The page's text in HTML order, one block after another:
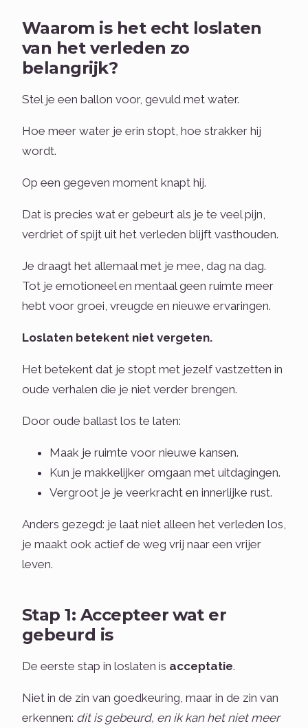
Waarom is het echt loslaten
van het verleden zo
belangrijk?
Stel je een ballon voor, gevuld met water.
Hoe meer water je erin stopt, hoe strakker hij
wordt.
Op een gegeven moment knapt hij.
Dat is precies wat er gebeurt als je te veel pijn,
verdriet of spijt uit het verleden blijft vasthouden.
Je draagt het allemaal met je mee, dag na dag.
Tot je emotioneel en mentaal geen ruimte meer
hebt voor groei, vreugde en nieuwe ervaringen.
Loslaten betekent niet vergeten.
Het betekent dat je stopt met jezelf vastzetten in
oude verhalen die je niet verder brengen.
Door oude ballast los te laten:
Maak je ruimte voor nieuwe kansen.
Kun je makkelijker omgaan met uitdagingen.
Vergroot je je veerkracht en innerlijke rust.
Anders gezegd: je laat niet alleen het verleden los,
je maakt ook actief de weg vrij naar een vrijer
leven.
Stap 1: Accepteer wat er
gebeurd is
De eerste stap in loslaten is acceptatie.
Niet in de zin van goedkeuring, maar in de zin van
erkennen: dit is gebeurd, en ik kan het niet meer